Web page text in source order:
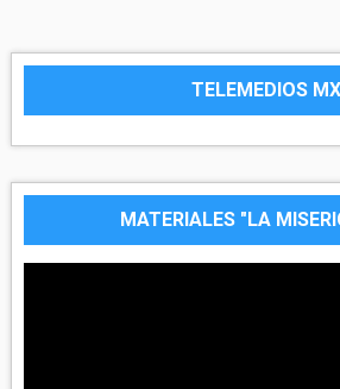
TELEMEDIOS MX
MATERIALES "LA